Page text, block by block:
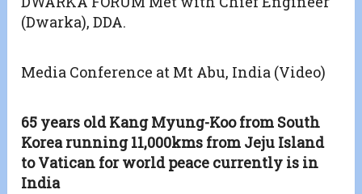
(Dwarka), DDA.
Media Conference at Mt Abu, India (Video)
65 years old Kang Myung-Koo from South
Korea running 11,000kms from Jeju Island
to Vatican for world peace currently is in
India